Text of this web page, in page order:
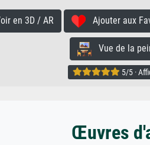
en 3D / AR Ajouter aux
Vue de la
5/5 ·
Œuvres